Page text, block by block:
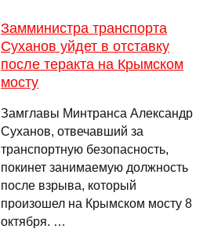
Замминистра транспорта
Суханов уйдет в отставку
после теракта на Крымском
мосту
Замглавы Минтранса Александр
Суханов, отвечавший за
транспортную безопасность,
покинет занимаемую должность
после взрыва, который
произошел на Крымском мосту 8
октября. …